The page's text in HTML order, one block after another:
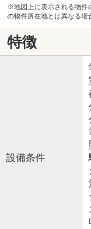
※地図上に表示される物件
の物件所在地とは異なる場
特徴
設備条件